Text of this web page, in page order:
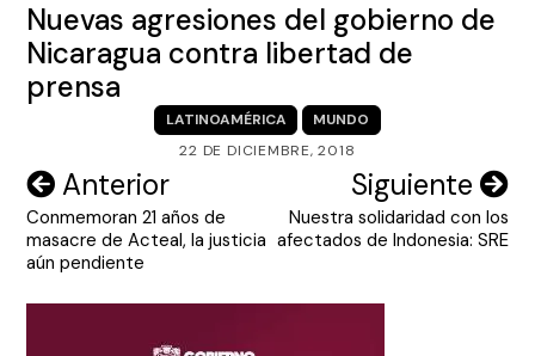
Nuevas agresiones del gobierno de
Nicaragua contra libertad de
prensa
LATINOAMÉRICA
MUNDO
22 DE DICIEMBRE, 2018
Navegación
de
entradas
Anterior
Conmemoran 21 años de
masacre de Acteal, la justicia
aún pendiente
Siguiente
Nuestra solidaridad con los
afectados de Indonesia: SRE